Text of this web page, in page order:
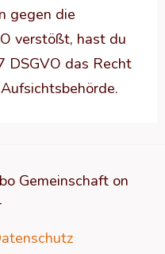
gegen die
verstößt, hast du
DSGVO das Recht
Gemeinschaft on